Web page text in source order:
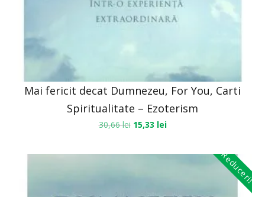
Mai fericit decat Dumnezeu, For You, Carti
Spiritualitate – Ezoterism
30,66lei 15,33 lei
Reduceri!